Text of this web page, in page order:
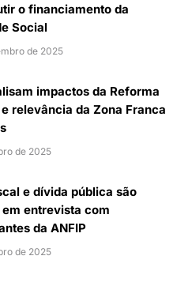
o financiamento da
Social
de 2025
impactos da Reforma
relevância da Zona Franca
de 2025
e dívida pública são
entrevista com
da ANFIP
de 2025